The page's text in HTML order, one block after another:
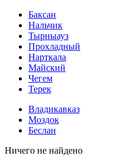
Баксан
Нальчик
Тырныауз
Прохладный
Нарткала
Майский
Чегем
Терек
Владикавказ
Моздок
Беслан
Ничего не найдено